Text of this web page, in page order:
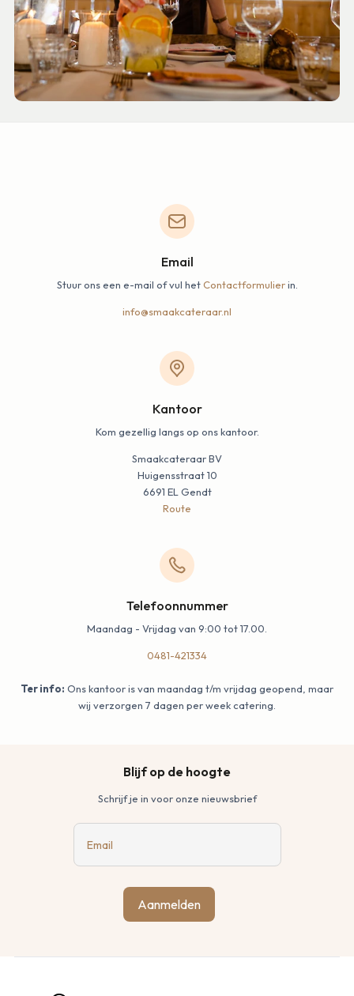
Email
Stuur ons een e-mail of vul hetContactformulierin.
info@smaakcateraar.nl
Kantoor
Kom gezellig langs op ons kantoor.
Smaakcateraar BV
Huigensstraat 10
6691 EL Gendt
Route
Telefoonnummer
Maandag - Vrijdag van 9:00 tot 17.00.
0481-421334
Ter info: Ons kantoor is van maandag t/m vrijdag geopend, maar
wij verzorgen 7 dagen per week catering.
Blijf op de hoogte
Schrijf je in voor onze nieuwsbrief
Email
Aanmelden